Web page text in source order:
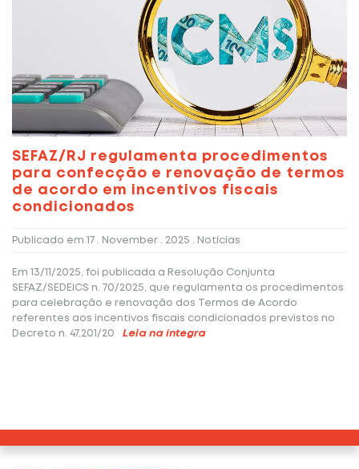
SEFAZ/RJ regulamenta procedimentos
para confecção e renovação de termos
de acordo em incentivos fiscais
condicionados
Publicado em 17 . November . 2025 . Notícias
Em 13/11/2025, foi publicada a Resolução Conjunta
SEFAZ/SEDEICS n. 70/2025, que regulamenta os procedimentos
para celebração e renovação dos Termos de Acordo
referentes aos incentivos fiscais condicionados previstos no
Decreto n. 47.201/20
Leia na íntegra